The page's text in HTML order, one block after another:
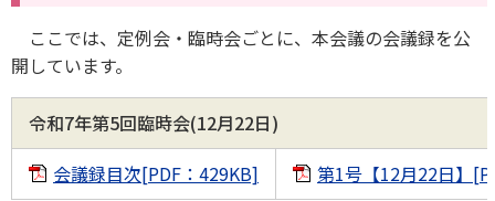
ここでは、定例会・臨時会ごとに、本会議の会議録を公
開しています。
令和7年第5回臨時会(12月22日)
会議録目次[PDF：429KB]
第1号【12月22日】